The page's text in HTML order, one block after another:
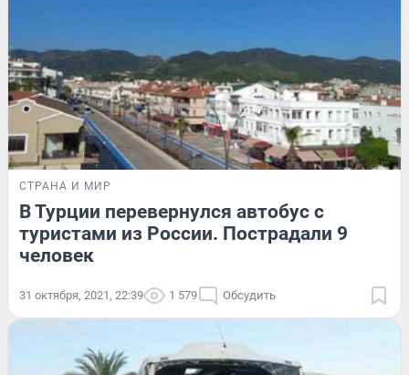
СТРАНА И МИР
В Турции перевернулся автобус с
туристами из России. Пострадали 9
человек
31 октября, 2021, 22:39 1 579 Обсудить